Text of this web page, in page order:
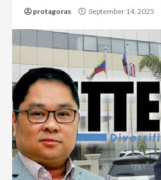
protagoras September 14, 2025